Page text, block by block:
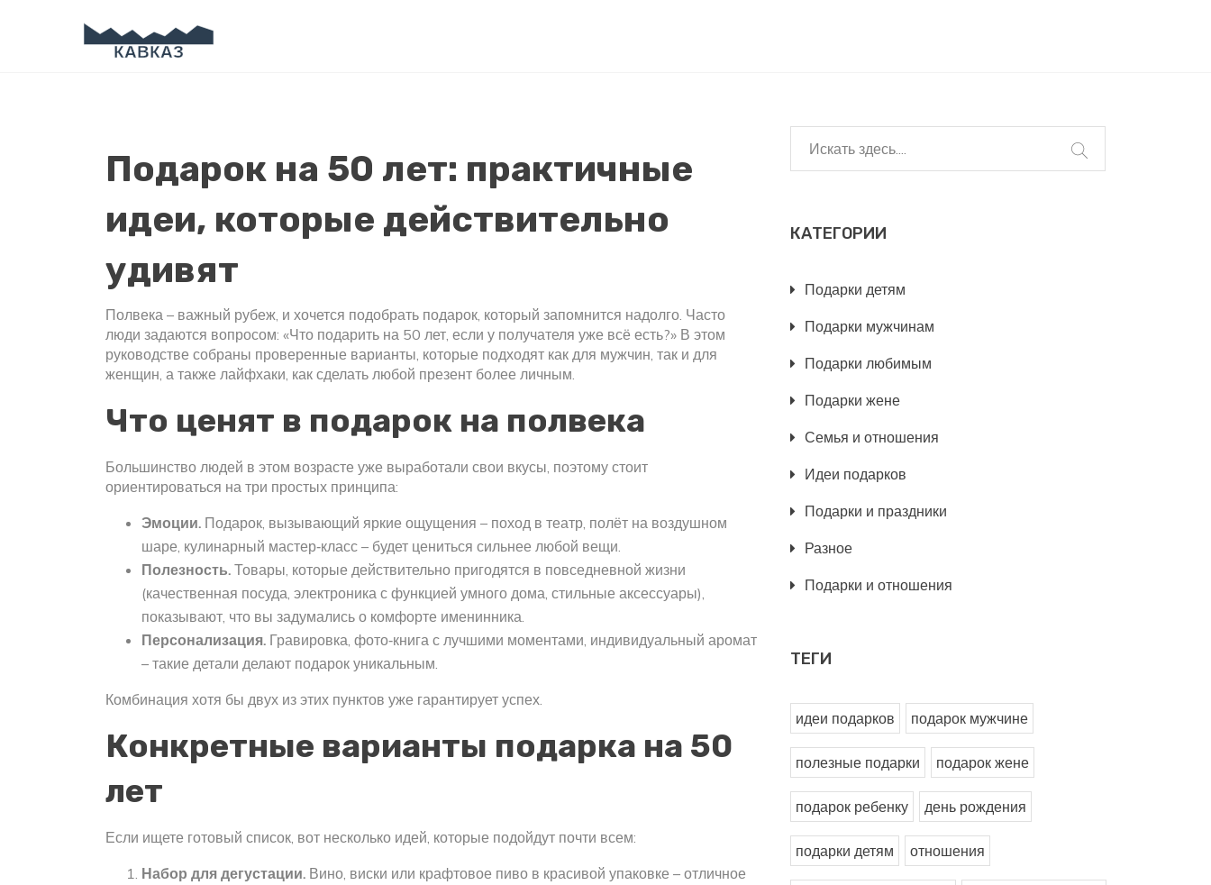
Подарок на 50 лет: практичные
идеи, которые действительно
удивят
Полвека – важный рубеж, и хочется подобрать подарок, который запомнится надолго. Часто
люди задаются вопросом: «Что подарить на 50 лет, если у получателя уже всё есть?» В этом
руководстве собраны проверенные варианты, которые подходят как для мужчин, так и для
женщин, а также лайфхаки, как сделать любой презент более личным.
Что ценят в подарок на полвека
Большинство людей в этом возрасте уже выработали свои вкусы, поэтому стоит
ориентироваться на три простых принципа:
Эмоции. Подарок, вызывающий яркие ощущения – поход в театр, полёт на воздушном
шаре, кулинарный мастер‑класс – будет цениться сильнее любой вещи.
Полезность. Товары, которые действительно пригодятся в повседневной жизни
(качественная посуда, электроника с функцией умного дома, стильные аксессуары),
показывают, что вы задумались о комфорте именинника.
Персонализация. Гравировка, фото‑книга с лучшими моментами, индивидуальный аромат
– такие детали делают подарок уникальным.
Комбинация хотя бы двух из этих пунктов уже гарантирует успех.
Конкретные варианты подарка на 50
лет
Если ищете готовый список, вот несколько идей, которые подойдут почти всем:
Набор для дегустации. Вино, виски или крафтовое пиво в красивой упаковке – отличное
КАТЕГОРИИ
Подарки детям
Подарки мужчинам
Подарки любимым
Подарки жене
Семья и отношения
Идеи подарков
Подарки и праздники
Разное
Подарки и отношения
ТЕГИ
идеи подарков подарок мужчине
полезные подарки подарок жене
подарок ребенку день рождения
подарки детям отношения